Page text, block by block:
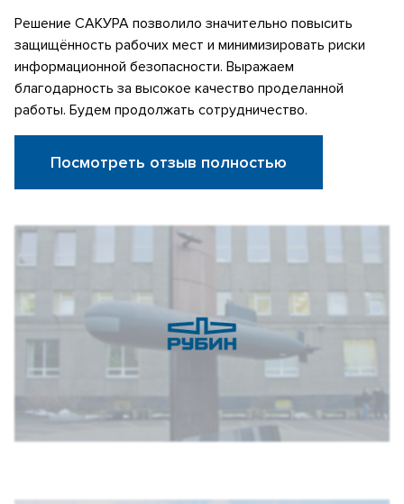
Решение САКУРА позволило значительно повысить
защищённость рабочих мест и минимизировать риски
информационной безопасности. Выражаем
благодарность за высокое качество проделанной
работы. Будем продолжать сотрудничество.
Посмотреть отзыв полностью